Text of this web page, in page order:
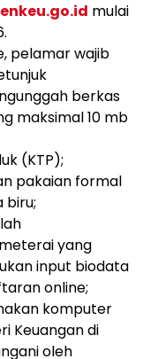
mulai
, pelamarwajib
berkas
maksimal10 mb
(KTP);
pakaian formal
biru;
meteraiyang
input biodata
online;
komputer
Keuangandi
oleh